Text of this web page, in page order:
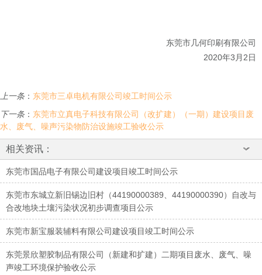
东莞市几何印刷有限公司
2020年3 月 2日
上一条： 东莞市三卓电机有限公司竣工时间公示
下一条： 东莞市立真电子科技有限公司（改扩建）（一期）建设项目废
水、废气、噪声污染物防治设施竣工验收公示
相关资讯：
东莞市国品电子有限公司建设项目竣工时间公示
东莞市东城立新旧锡边旧村（44190000389、44190000390）自改与
合改地块土壤污染状况初步调查项目公示
东莞市新宝服装辅料有限公司建设项目竣工时间公示
东莞景欣塑胶制品有限公司（新建和扩建）二期项目废水、废气、噪
声竣工环境保护验收公示